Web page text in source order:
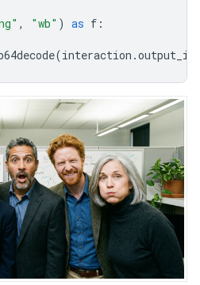
, "wb" ) as f :
(interaction .